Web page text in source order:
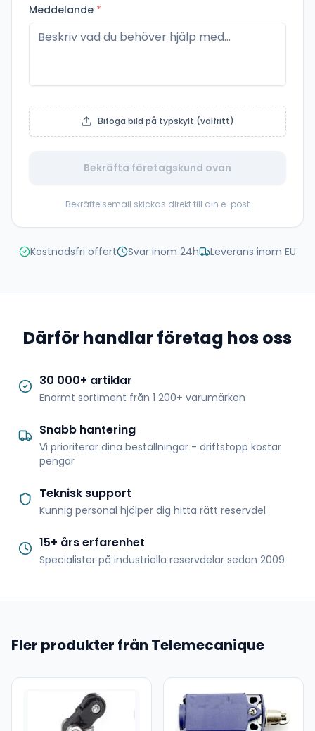
Meddelande *
Bifoga bild på typskylt (valfritt)
Bekräfta företagskund ovan
Bekräftelsemail skickas direkt till din e-post
Kostnadsfri offert Svar inom 24h Leverans inom EU
Därför handlar företag hos oss
30 000+ artiklar
Enormt sortiment från 1 200+ varumärken
Snabb hantering
Vi prioriterar dina beställningar - driftstopp kostar
pengar
Teknisk support
Kunnig personal hjälper dig hitta rätt reservdel
15+ års erfarenhet
Specialister på industriella reservdelar sedan 2009
Fler produkter från Telemecanique